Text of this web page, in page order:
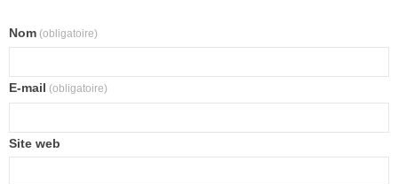
Nom (obligatoire)
E-mail (obligatoire)
Site web